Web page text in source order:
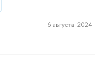
6 августа 2024